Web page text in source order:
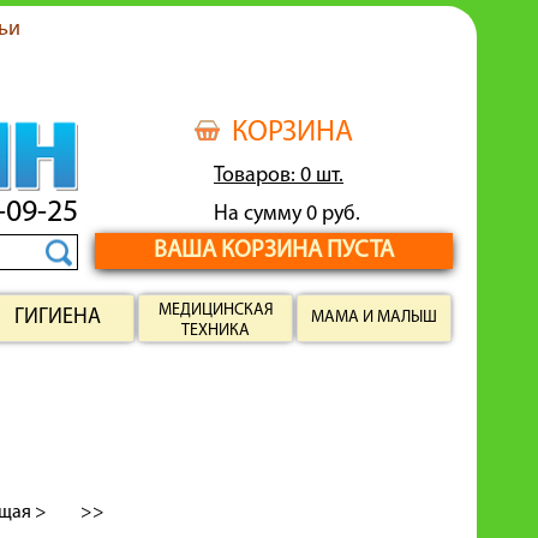
КОРЗИНА
Товаров: 0 шт.
На сумму 0 руб.
ВАША КОРЗИНА ПУСТА
25
ГИГИЕНА
МЕДИЦИНСКАЯ
ТЕХНИКА
МАМА И МАЛЫШ
> >>